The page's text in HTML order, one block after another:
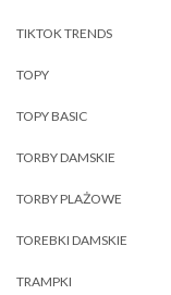
TIKTOK TRENDS
TOPY
TOPY BASIC
TORBY DAMSKIE
TORBY PLAŻOWE
TOREBKI DAMSKIE
TRAMPKI